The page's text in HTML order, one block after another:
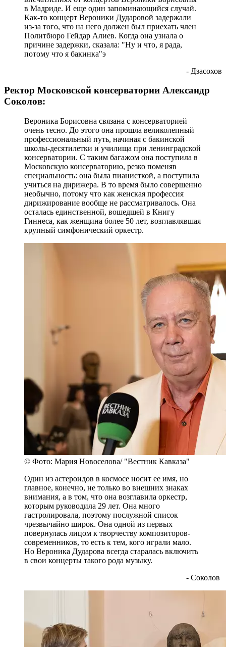
в Мадриде. И еще один запоминающийся случай.
Как-то концерт Вероники Дударовой задержали
из-за того, что на него должен был приехать член
Политбюро Гейдар Алиев. Когда она узнала о
причине задержки, сказала: "Ну и что, я рада,
потому что я бакинка"э
- Дзасохов
Ректор Московской консерватории Александр
Соколов:
Вероника Борисовна связана с консерваторией
очень тесно. До этого она прошла великолепный
профессиональный путь, начиная с бакинской
школы-десятилетки и училища при ленинградской
консерватории. С таким багажом она поступила в
Московскую консерваторию, резко поменяв
специальность: она была пианисткой, а поступила
учиться на дирижера. В то время было совершенно
необычно, потому что как женская профессия
дирижирование вообще не рассматривалось. Она
осталась единственной, вошедшей в Книгу
Гиннеса, как женщина более 50 лет, возглавлявшая
крупный симфонический оркестр.
© Фото: Мария Новоселова/ "Вестник Кавказа"
Один из астероидов в космосе носит ее имя, но
главное, конечно, не только во внешних знаках
внимания, а в том, что она возглавила оркестр,
которым руководила 29 лет. Она много
гастролировала, поэтому послужной список
чрезвычайно широк. Она одной из первых
повернулась лицом к творчеству композиторов-
современников, то есть к тем, кого играли мало.
Но Вероника Дударова всегда старалась включить
в свои концерты такого рода музыку.
- Соколов